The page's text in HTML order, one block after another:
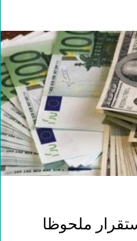
ملحوظا